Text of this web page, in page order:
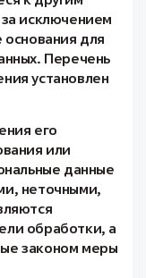
исключением
основания для
Перечень
установлен
его
или
данные
неточными,
обработки, а
законом меры